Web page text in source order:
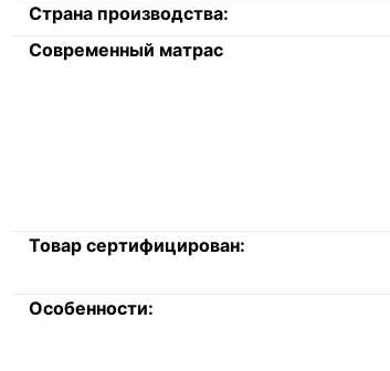
Страна производства:
Современный матрас
Товар сертифицирован:
Особенности: